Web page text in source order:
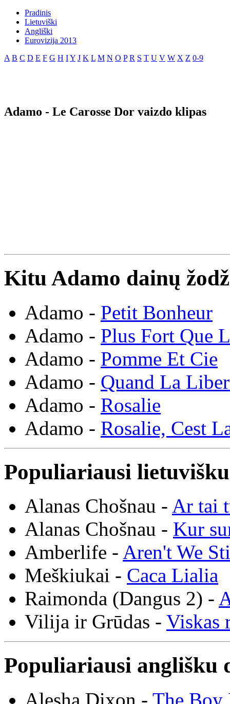
Pradinis
Lietuviški
Angliški
Eurovizija 2013
A B C D E F G H IY J K L M N O P R S T U V W X Z 0-9
Adamo - Le Carosse Dor vaizdo klipas
Kitu Adamo dainų
Adamo - Petit Bonheur
Adamo - Plus Fort Que
Adamo - Pomme Et Cie
Adamo - Quand La
Adamo - Rosalie
Adamo - Rosalie, Cest
Populiariausi
Alanas Chošnau - Ar tai
Alanas Chošnau - Kur
Amberlife - Aren't We
Meškiukai - Caca Lialia
Raimonda (Dangus 2) -
Vilija ir Grūdas - Viskas
Populiariausi anglišku